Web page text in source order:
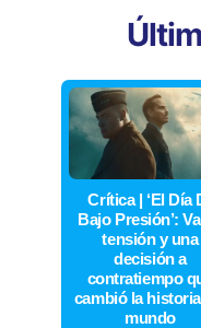
Crítica | ‘El Día
Bajo Presión’:
tensión y una
decisión a
contratiempo
cambió la
mundo